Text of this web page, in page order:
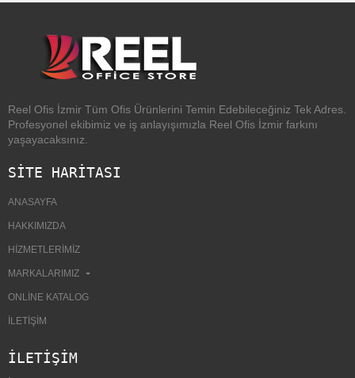
Reel Ofis İzmir Tüm Ofis Ürünlerini Temin Edebileceğiniz Tek Adres.
Profesyonel ekibimiz ve iş anlayışımızla Reel Ofis İzmir farkını
yaşayacaksınız.
SİTE HARİTASI
ANASAYFA
HAKKIMIZDA
HIZMETLERIMIZ
MARKALARIMIZ
ONLINE KATALOG
İLETIŞIM
İLETIŞIM